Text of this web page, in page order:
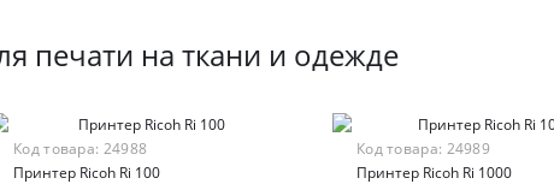
печати на ткани и одежде
Код товара: 24988
Принтер Ricoh Ri 100
Код товара: 24989
Принтер Ricoh Ri 1000